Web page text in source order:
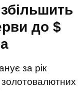
до $
за рік